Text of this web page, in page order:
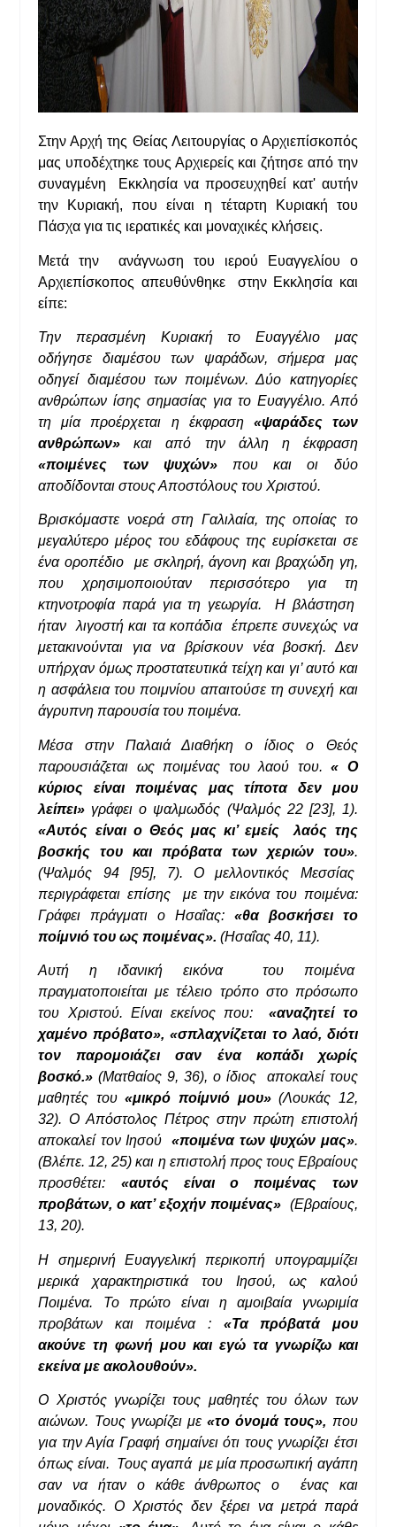
Στην Αρχή της Θείας Λειτουργίας ο Αρχιεπίσκοπός
μας υποδέχτηκε τους Αρχιερείς και ζήτησε από την
συναγμένη Εκκλησία να προσευχηθεί κατ' αυτήν
την Κυριακή, που είναι η τέταρτη Κυριακή του
Πάσχα για τις ιερατικές και μοναχικές κλήσεις.
Μετά την ανάγνωση του ιερού Ευαγγελίου ο
Αρχιεπίσκοπος απευθύνθηκε στην Εκκλησία και
είπε:
Την περασμένη Κυριακή το Ευαγγέλιο μας
οδήγησε διαμέσου των ψαράδων, σήμερα μας
οδηγεί διαμέσου των ποιμένων. Δύο κατηγορίες
ανθρώπων ίσης σημασίας για το Ευαγγέλιο. Από
τη μία προέρχεται η έκφραση «ψαράδες των
ανθρώπων» και από την άλλη η έκφραση
«ποιμένες των ψυχών»που και οι δύο
αποδίδονται στους Αποστόλους του Χριστού.
Βρισκόμαστε νοερά στη Γαλιλαία, της οποίας το
μεγαλύτερο μέρος του εδάφους της ευρίσκεται σε
ένα οροπέδιο με σκληρή, άγονη και βραχώδη γη,
που χρησιμοποιούταν περισσότερο για τη
κτηνοτροφία παρά για τη γεωργία. Η βλάστηση
ήταν λιγοστή και τα κοπάδια έπρεπε συνεχώς να
μετακινούνται για να βρίσκουν νέα βοσκή. Δεν
υπήρχαν όμως προστατευτικά τείχη και γι’ αυτό και
η ασφάλεια του ποιμνίου απαιτούσε τη συνεχή και
άγρυπνη παρουσία του ποιμένα.
Μέσα στην Παλαιά Διαθήκη ο ίδιος ο Θεός
παρουσιάζεται ως ποιμένας του λαού του.« Ο
κύριος είναι ποιμένας μας τίποτα δεν μου
λείπει» γράφει ο ψαλμωδός (Ψαλμός 22 [23], 1).
«Αυτός είναι ο Θεός μας κι’ εμείς λαός της
βοσκής του και πρόβατα των χεριών του».
(Ψαλμός 94 [95], 7). Ο μελλοντικός Μεσσίας
περιγράφεται επίσης με την εικόνα του ποιμένα:
Γράφει πράγματι ο Ησαΐας: «θα βοσκήσει το
ποίμνιό του ως ποιμένας». (Ησαΐας 40, 11).
Αυτή η ιδανική εικόνα του ποιμένα
πραγματοποιείται με τέλειο τρόπο στο πρόσωπο
του Χριστού. Είναι εκείνος που:«αναζητεί το
χαμένο πρόβατο», «σπλαχνίζεται το λαό, διότι
τον παρομοιάζει σαν ένα κοπάδι χωρίς
βοσκό.» (Ματθαίος 9, 36), ο ίδιος αποκαλεί τους
μαθητές του«μικρό ποίμνιό μου»(Λουκάς 12,
32). Ο Απόστολος Πέτρος στην πρώτη επιστολή
αποκαλεί τον Ιησού«ποιμένα των ψυχών μας».
(Βλέπε. 12, 25) και η επιστολή προς τους Εβραίους
προσθέτει: «αυτός είναι ο ποιμένας των
προβάτων, ο κατ’ εξοχήν ποιμένας» (Εβραίους,
13, 20).
Η σημερινή Ευαγγελική περικοπή υπογραμμίζει
μερικά χαρακτηριστικά του Ιησού, ως καλού
Ποιμένα. Το πρώτο είναι η αμοιβαία γνωριμία
προβάτων και ποιμένα : «Τα πρόβατά μου
ακούνε τη φωνή μου και εγώ τα γνωρίζω και
εκείνα με ακολουθούν».
Ο Χριστός γνωρίζει τους μαθητές του όλων των
αιώνων. Τους γνωρίζει με«το όνομά τους», που
για την Αγία Γραφή σημαίνει ότι τους γνωρίζει έτσι
όπως είναι. Τους αγαπά με μία προσωπική αγάπη
σαν να ήταν ο κάθε άνθρωπος ο ένας και
μοναδικός. Ο Χριστός δεν ξέρει να μετρά παρά